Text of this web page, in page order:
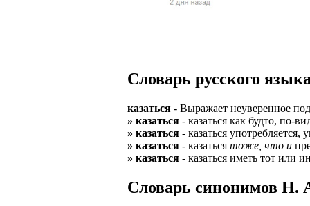
надежность и
ВНИМАНИЕ: Мы
имеет права
Варианты: 1)
2) Рабочая виза
3) Также
Требуются
Авто находится
Никаких % и
Большой
Гибкий
Дружный
Смартфон для
Скидки и акции
Выгодные
Словарь русского
казаться - Выражает неуверенное
» казаться - казаться как будто, по-
» казаться - казаться
» казаться - казаться тоже, что и
» казаться - казаться иметь тот или
Cловарь синонимов Н.